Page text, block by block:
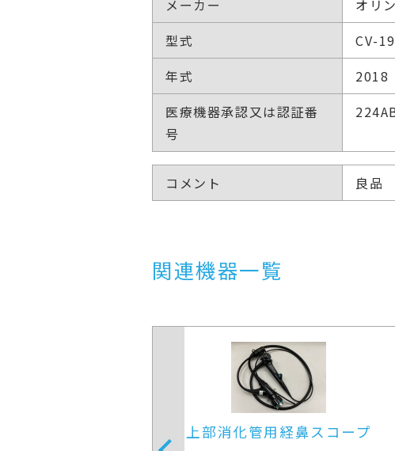
メーカー
オリ
型式
CV-
年式
2018
医療機器承認又は認証番
号
コメント 良品
関連機器一覧
内視鏡光源＆プロセッサー装置